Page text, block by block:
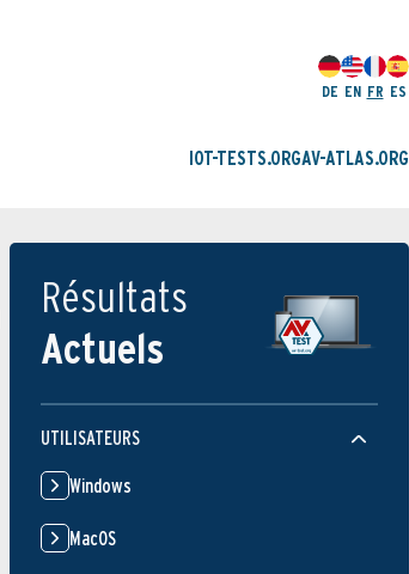
DE EN FR ES
IOT-TESTS.ORGAV-ATLAS.ORG
Résultats
Actuels
UTILISATEURS
Windows
MacOS